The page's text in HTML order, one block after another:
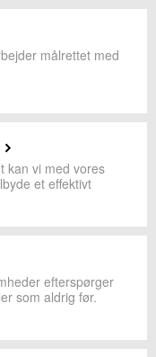
målrettet med
kan vi med vores
et effektivt
efterspørger
som aldrig før.